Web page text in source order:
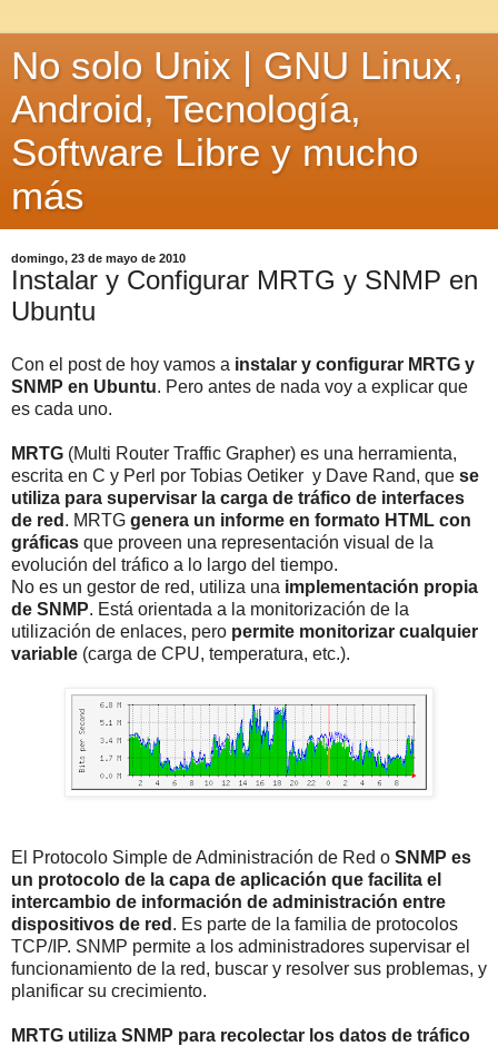
No solo Unix | GNU Linux,
Android, Tecnología,
Software Libre y mucho
más
domingo, 23 de mayo de 2010
Instalar y Configurar MRTG y SNMP en
Ubuntu
Con el post de hoy vamos a instalar y configurar MRTG y
SNMP en Ubuntu. Pero antes de nada voy a explicar que
es cada uno.
MRTG (Multi Router Traffic Grapher) es una herramienta,
escrita en C y Perl por Tobias Oetiker y Dave Rand, que se
utiliza para supervisar la carga de tráfico de interfaces
de red . MRTG genera un informe en formato HTML con
gráficas que proveen una representación visual de la
evolución del tráfico a lo largo del tiempo.
No es un gestor de red, utiliza una implementación propia
de SNMP. Está orientada a la monitorización de la
utilización de enlaces, pero permite monitorizar cualquier
variable (carga de CPU, temperatura, etc.).
El Protocolo Simple de Administración de Red o SNMP es
un protocolo de la capa de aplicación que facilita el
intercambio de información de administración entre
dispositivos de red . Es parte de la familia de protocolos
TCP/IP. SNMP permite a los administradores supervisar el
funcionamiento de la red, buscar y resolver sus problemas, y
planificar su crecimiento.
MRTG utiliza SNMP para recolectar los datos de tráfico